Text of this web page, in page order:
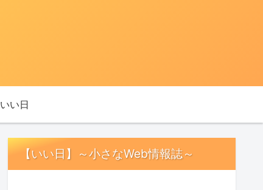
いい日
【いい日】～小さなWeb情報誌～